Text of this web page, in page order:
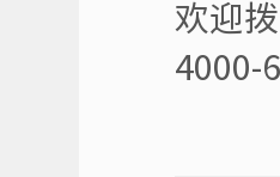
欢迎
4000-